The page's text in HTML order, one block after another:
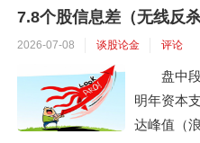
略，将资
转向中国
首次覆盖
主度”为标
研架构获
7.8个股信息差（无线反杀
2026-07-08 谈股论金 评论
盘中
明年资本
达峰值（